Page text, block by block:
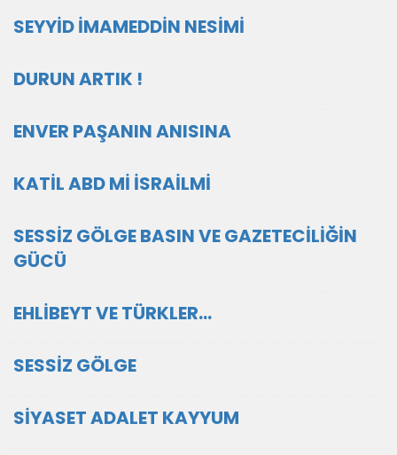
SEYYİD İMAMEDDİN NESİMİ
DURUN ARTIK !
ENVER PAŞANIN ANISINA
KATİL ABD Mİ İSRAİLMİ
SESSİZ GÖLGE BASIN VE GAZETECİLİĞİN
GÜCÜ
EHLİBEYT VE TÜRKLER…
SESSİZ GÖLGE
SİYASET ADALET KAYYUM